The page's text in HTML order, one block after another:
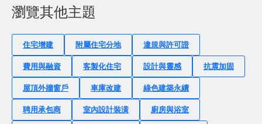
瀏覽其他主題
住宅增建 附屬住宅分地 違規與許可證
費用與融資 客製化住宅 設計與靈感 抗震加固
屋頂外牆窗戶 車庫改建 綠色建築永續
聘用承包商 室內設計裝潢 廚房與浴室